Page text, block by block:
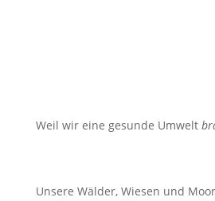
Weil wir eine gesunde Umwelt
Unsere Wälder, Wiesen und